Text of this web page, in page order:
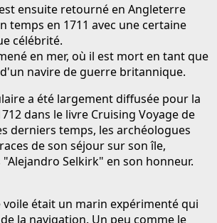
ensuite retourné en Angleterre
temps en 1711 avec une certaine
célébrité.
en mer, où il est mort en tant que
navire de guerre britannique.
a été largement diffusée pour la
dans le livre Cruising Voyage de
derniers temps, les archéologues
de son séjour sur son île,
Selkirk" en son honneur.
voile était un marin expérimenté qui
la navigation. Un peu comme le